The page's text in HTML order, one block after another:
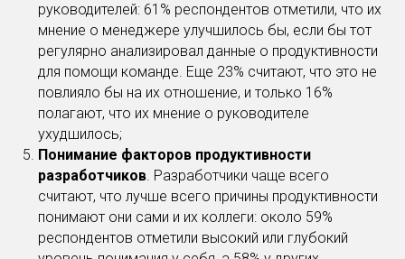
руководителей: 61% респондентов отметили, что их
мнение о менеджере улучшилось бы, если бы тот
регулярно анализировал данные о продуктивности
для помощи команде. Еще 23% считают, что это не
повлияло бы на их отношение, и только 16%
полагают, что их мнение о руководителе
ухудшилось;
Понимание факторов продуктивности
разработчиков. Разработчики чаще всего
считают, что лучше всего причины продуктивности
понимают они сами и их коллеги: около 59%
респондентов отметили высокий или глубокий